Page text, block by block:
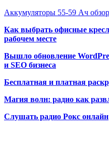
Аккумуляторы 55-59 Ач
Как выбрать офисные
рабочем месте
Вышло обновление
и SEO бизнеса
Бесплатная и платная
Магия волн: радио как
Слушать радио Рокс онлайн